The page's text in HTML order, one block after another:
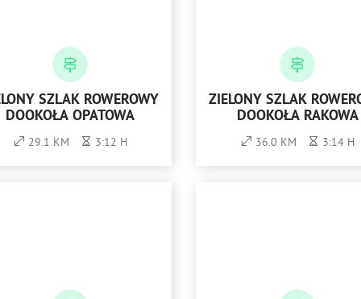
SZLAK ROWEROWY
DOOKOŁA OPATOWA
29.1 KM 3:12 H
ZIELONY SZLAK
DOOKOŁA RAKOWA
36.0 KM 3:14 H